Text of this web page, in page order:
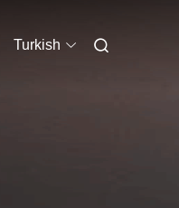
Turkish